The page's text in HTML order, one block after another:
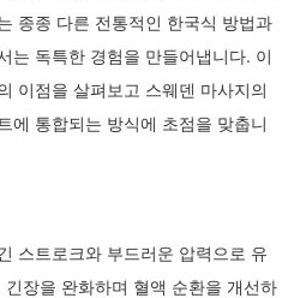
종종 다른 전통적인 한국식 방법과
는 독특한 경험을 만들어냅니다. 이
이점을 살펴보고 스웨덴 마사지의
에 통합되는 방식에 초점을 맞춥니
스트로크와 부드러운 압력으로 유
장을 완화하며 혈액 순환을 개선하